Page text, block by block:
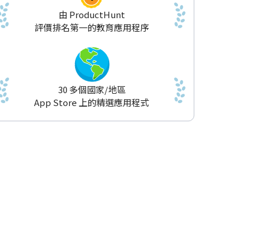
由 ProductHunt
評價排名第一的教育應用程序
30 多個國家/地區
App Store 上的精選應用程式